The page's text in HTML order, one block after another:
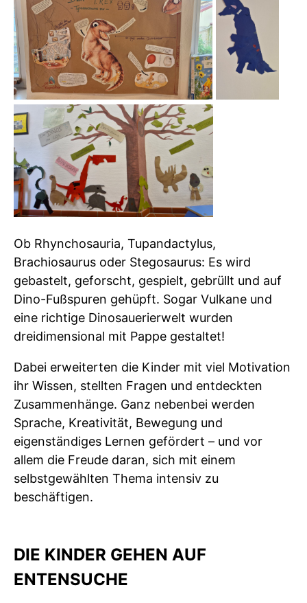
Ob Rhynchosauria, Tupandactylus,
Brachiosaurus oder Stegosaurus: Es wird
gebastelt, geforscht, gespielt, gebrüllt und auf
Dino-Fußspuren gehüpft. Sogar Vulkane und
eine richtige Dinosauerierwelt wurden
dreidimensional mit Pappe gestaltet!
Dabei erweiterten die Kinder mit viel Motivation
ihr Wissen, stellten Fragen und entdeckten
Zusammenhänge. Ganz nebenbei werden
Sprache, Kreativität, Bewegung und
eigenständiges Lernen gefördert – und vor
allem die Freude daran, sich mit einem
selbstgewählten Thema intensiv zu
beschäftigen.
DIE KINDER GEHEN AUF
ENTENSUCHE